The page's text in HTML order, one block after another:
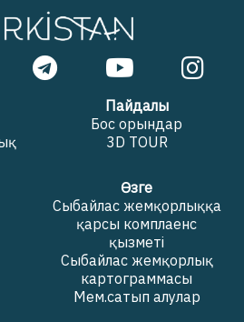
Пайдалы
Бос орындар
3D TOUR
Өзге
Сыбайлас жемқорлыққа
қарсы комплаенс
қызметі
Сыбайлас жемқорлық
картограммасы
Мем.сатып алулар